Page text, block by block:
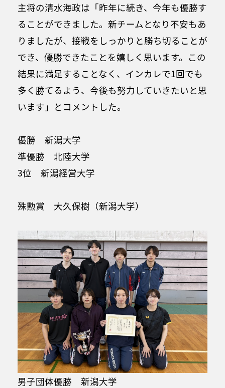
主将の清水海政は「昨年に続き、今年も優勝す
ることができました。新チームとなり不安もあ
りましたが、接戦をしっかりと勝ち切ることが
でき、優勝できたことを嬉しく思います。この
結果に満足することなく、インカレで1回でも
多く勝てるよう、今後も努力していきたいと思
います」とコメントした。
優勝 新潟大学
準優勝 北陸大学
3位 新潟経営大学
殊勲賞 大久保樹（新潟大学）
男子団体優勝 新潟大学